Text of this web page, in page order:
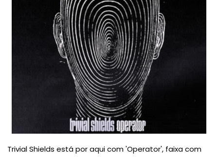
Trivial Shields está por aqui com 'Operator', faixa com